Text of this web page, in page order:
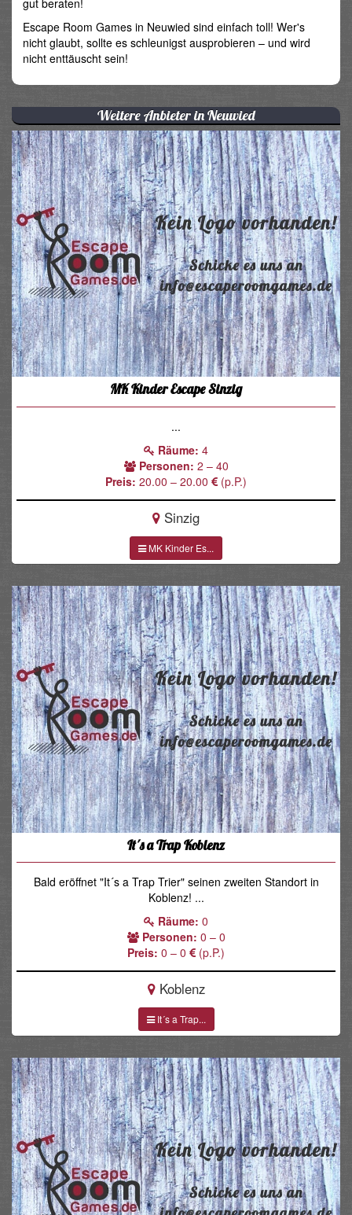
Escape Room Games in Neuwied sind einfach toll! Wer's
nicht glaubt, sollte es schleunigst ausprobieren – und wird
nicht enttäuscht sein!
Weitere Anbieter in Neuwied
MK Kinder Escape Sinzig
...
Räume: 4
Personen: 2 – 40
Preis: 20.00 – 20.00 (p.P.)
Sinzig
MK Kinder Es...
It´s a Trap Koblenz
Bald eröffnet "It´s a Trap Trier" seinen zweiten Standort in
Koblenz! ...
Räume: 0
Personen: 0 – 0
Preis: 0 – 0 (p.P.)
Koblenz
It´s a Trap...